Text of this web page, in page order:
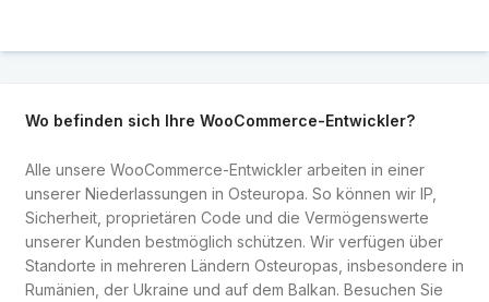
Wo befinden sich Ihre WooCommerce-Entwickler?
Alle unsere WooCommerce-Entwickler arbeiten in einer
unserer Niederlassungen in Osteuropa. So können wir IP,
Sicherheit, proprietären Code und die Vermögenswerte
unserer Kunden bestmöglich schützen. Wir verfügen über
Standorte in mehreren Ländern Osteuropas, insbesondere in
Rumänien, der Ukraine und auf dem Balkan. Besuchen Sie